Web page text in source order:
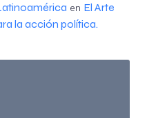
en El Arte
la acción política.